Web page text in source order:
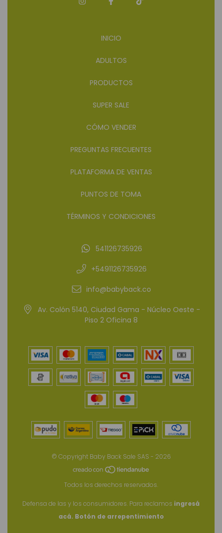
INICIO
ADULTOS
PRODUCTOS
SUPER SALE
CÓMO VENDER
PREGUNTAS FRECUENTES
PLATAFORMA DE VENTAS
PUNTOS DE TOMA
TÉRMINOS Y CONDICIONES
541126735926
+5491126735926
info@babyback.co
Av. Colón 5140, Ciudad Gama - Núcleo Oeste -
Piso 2 Oficina 8
© Copyright Baby Back Sale SAS - 2026
Todos los derechos reservados.
Defensa de las y los consumidores. Para reclamos ingresá
acá. Botón de arrepentimiento